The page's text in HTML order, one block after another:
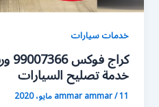
خدمات سيارات
خدمة تصليح السيارات
ammar ammar/11 مايو، 2020